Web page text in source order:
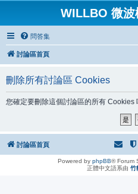
WILLBO 微波
問答集
討論區首頁
刪除所有討論區 Cookies
您確定要刪除這個討論區的所有 Cookies
討論區首頁
Powered by phpBB® Forum
正體中文語系由 竹